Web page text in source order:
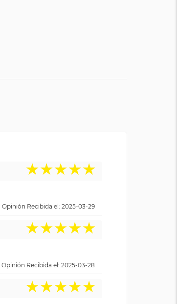
★★★★★
Opinión Recibida el: 2025-03-29
★★★★★
Opinión Recibida el: 2025-03-28
★★★★★